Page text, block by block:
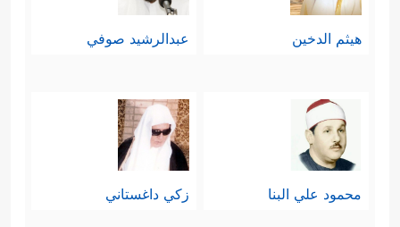
هيثم الدخين عبدالرشيد صوفي
محمود علي البنا زكي داغستاني